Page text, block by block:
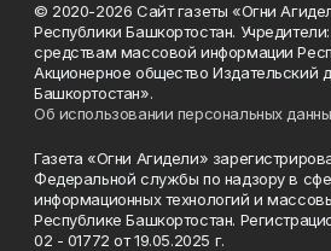
© 2020-2026 Сайт газеты «Огни
Республики Башкортостан.
средствам массовой информации
Акционерное общество Издательский
Башкортостан».
Об использовании персональных
Газета «Огни Агидели»
Федеральной службы по надзору в
информационных технологий и
Республике Башкортостан.
02 - 01772 от 19.05.2025 г.